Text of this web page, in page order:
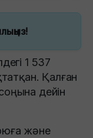
1 537
Қалған
дейін
және